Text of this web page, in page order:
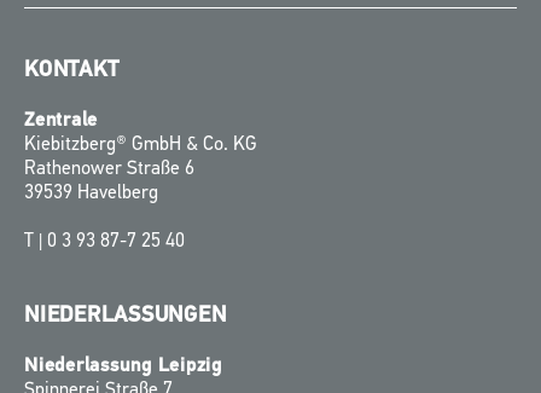
KONTAKT
Zentrale
Kiebitzberg® GmbH & Co. KG
Rathenower Straße 6
39539 Havelberg
0 3 93 87-7 25 40
NIEDERLASSUNGEN
Niederlassung Leipzig